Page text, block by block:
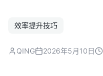
效率提升技巧
QING 2026年5月10日